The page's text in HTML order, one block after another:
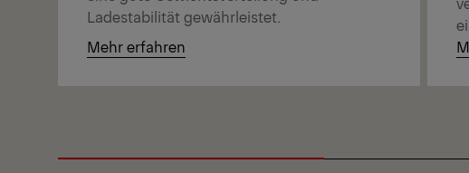
Ladestabilität gewährleistet.
Mehr erfahren